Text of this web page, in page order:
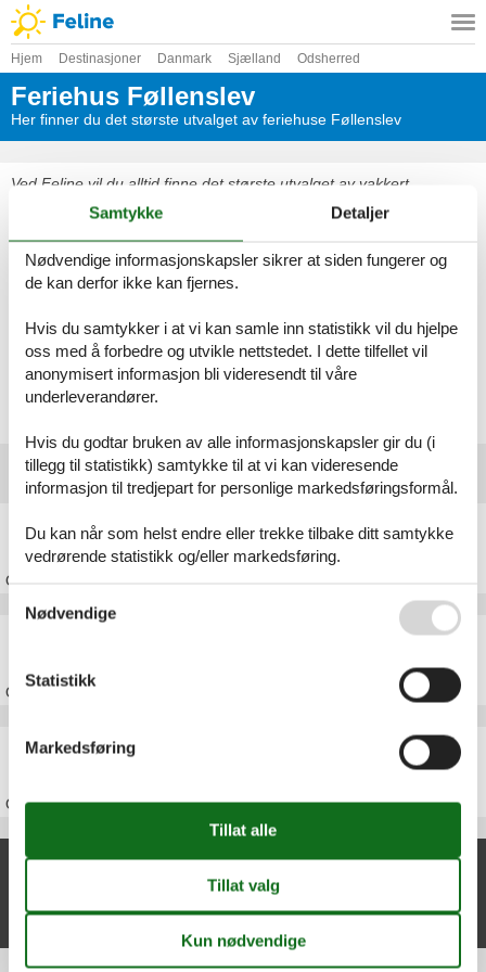
Hjem Destinasjoner Danmark Sjælland Odsherred
Feriehus Føllenslev
Her finner du det største utvalget av feriehuse Føllenslev
Ved Feline vil du alltid finne det største utvalget av vakkert
beliggende feriehuse Føllenslev. Bestill enkelt og sikkert på nettet
eller kontakt oss, hvis du har spørsmål.
Velg mellom 81 feriehus
feriehus Føllenslev
Velg mellom 81 feriehus
Foreldre toppartikler
Om
OmSjælland
Feriehus Danmark
OmDanmark
Nylige artikler om Føllenslev
Feriehus Føllenslev
Samtykke Detaljer
Nødvendige informasjonskapsler sikrer at siden fungerer og
de kan derfor ikke kan fjernes.
Hvis du samtykker i at vi kan samle inn statistikk vil du hjelpe
oss med å forbedre og utvikle nettstedet. I dette tilfellet vil
anonymisert informasjon bli videresendt til våre
underleverandører.
Hvis du godtar bruken av alle informasjonskapsler gir du (i
tillegg til statistikk) samtykke til at vi kan videresende
informasjon til tredjepart for personlige markedsføringsformål.
Du kan når som helst endre eller trekke tilbake ditt samtykke
vedrørende statistikk og/eller markedsføring.
Nødvendige
Statistikk
Markedsføring